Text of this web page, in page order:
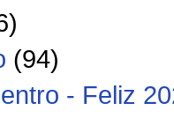
(94)
- Feliz